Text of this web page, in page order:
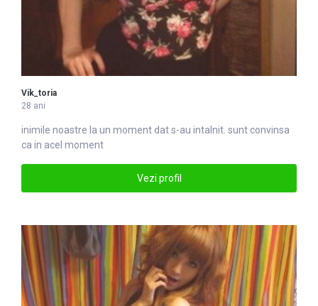
Vik_toria
28 ani
inimile noastre la un moment dat s-au intalnit. sunt convinsa
ca in acel moment
Vezi profil